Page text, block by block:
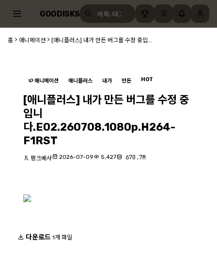
GOODISKS
홈 애니메이션 [애니플러스] 내가 만든 버그를 수정 중입...
애니메이션 애니플러스 내가 만든 HOT
[애니플러스] 내가 만든 버그를 수정 중
입니
다.E02.260708.1080p.H264-
F1RST
펑크베사 2026-07-09 5,427 670.7M
다운로드 1개 파일